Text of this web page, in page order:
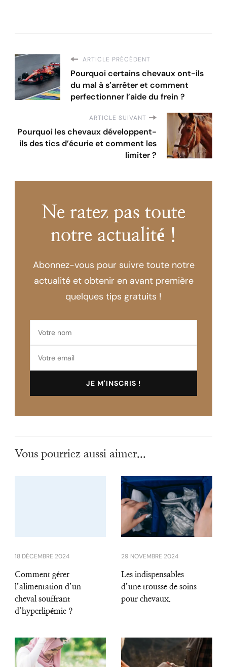
ARTICLE PRÉCÉDENT
Pourquoi certains chevaux ont-ils
du mal à s’arrêter et comment
perfectionner l’aide du frein ?
ARTICLE SUIVANT
Pourquoi les chevaux développent-
ils des tics d’écurie et comment les
limiter ?
Ne ratez pas toute
notre actualité !
Abonnez-vous pour suivre toute notre
actualité et obtenir en avant première
quelques tips gratuits !
Vous pourriez aussi aimer...
18 DÉCEMBRE 2024
Comment gérer
l’alimentation d’un
cheval souffrant
d’hyperlipémie ?
29 NOVEMBRE 2024
Les indispensables
d’une trousse de soins
pour chevaux.